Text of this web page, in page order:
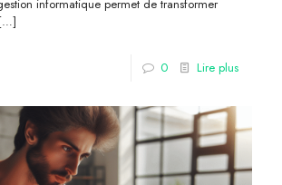
informatique permet de transformer
[…]
0 Lire plus